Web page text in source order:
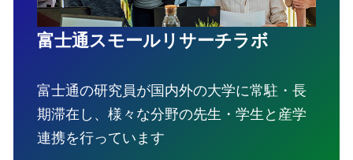
富士通スモールリサーチラボ
富士通の研究員が国内外の大学に常駐・長
期滞在し、様々な分野の先生・学生と産学
連携を行っています